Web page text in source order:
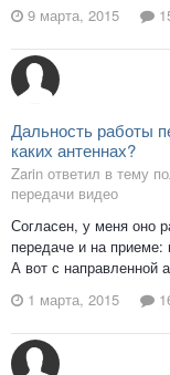
9 марта, 2015
Дальность работы
каких антеннах?
Zarin ответил в тему
передачи видео
Согласен, у меня оно
передаче и на
А вот с направленной
1 марта, 2015